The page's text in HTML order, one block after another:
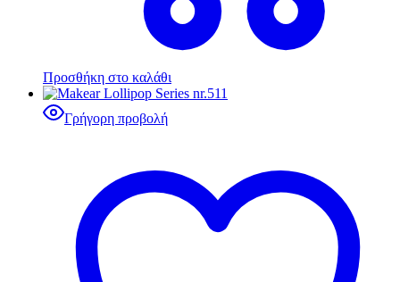
Προσθήκη στο καλάθι
Γρήγορη προβολή